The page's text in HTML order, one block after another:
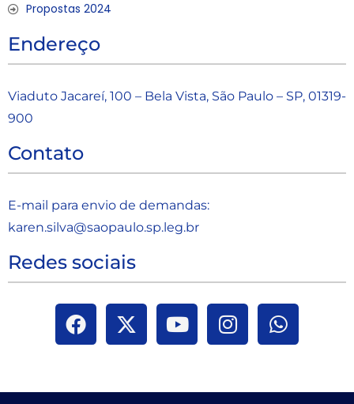
Propostas 2024
Endereço
Viaduto Jacareí, 100 – Bela Vista, São Paulo – SP, 01319-
900
Contato
E-mail para envio de demandas:
karen.silva@saopaulo.sp.leg.br
Redes sociais